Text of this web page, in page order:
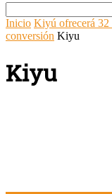
Inicio Kiyú ofrecerá 32
conversión Kiyu
Kiyu